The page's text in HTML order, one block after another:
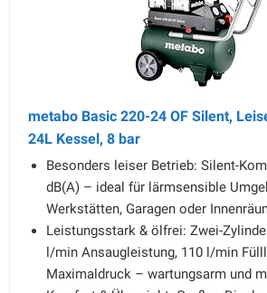
metabo Basic 220-24 OF Silent,
24L Kessel, 8 bar
Besonders leiser Betrieb: Silent-
dB(A) – ideal für lärmsensible
Werkstätten, Garagen oder
Leistungsstark & ölfrei: Zwei-
l/min Ansaugleistung, 110 l/min
Maximaldruck – wartungsarm und